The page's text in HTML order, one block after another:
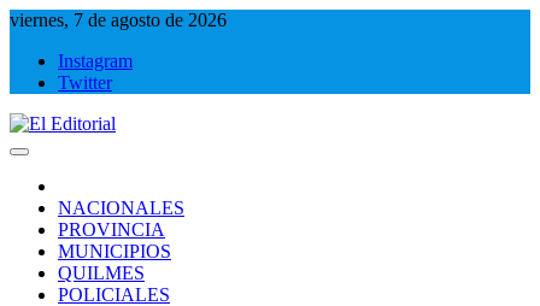
Saltar
contenido
viernes, 7 de agosto de 2026
Instagram
Twitter
NACIONALES
PROVINCIA
MUNICIPIOS
QUILMES
POLICIALES